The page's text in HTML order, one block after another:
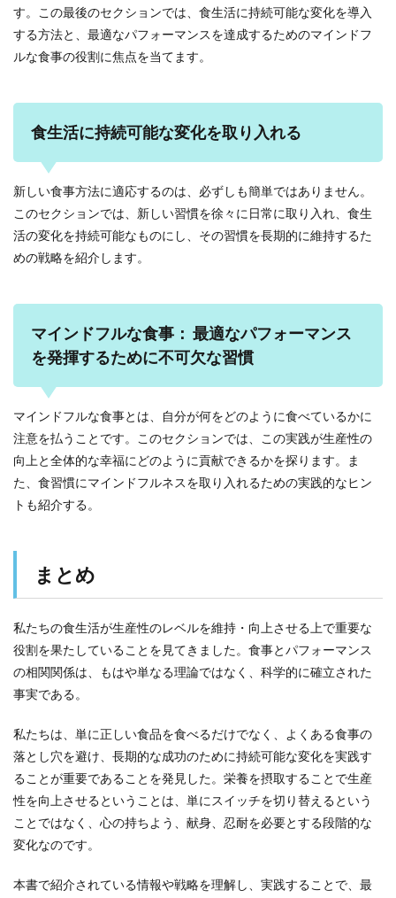
す。この最後のセクションでは、食生活に持続可能な変化を導入
する方法と、最適なパフォーマンスを達成するためのマインドフ
ルな食事の役割に焦点を当てます。
食生活に持続可能な変化を取り入れる
新しい食事方法に適応するのは、必ずしも簡単ではありません。
このセクションでは、新しい習慣を徐々に日常に取り入れ、食生
活の変化を持続可能なものにし、その習慣を長期的に維持するた
めの戦略を紹介します。
マインドフルな食事： 最適なパフォーマンス
を発揮するために不可欠な習慣
マインドフルな食事とは、自分が何をどのように食べているかに
注意を払うことです。このセクションでは、この実践が生産性の
向上と全体的な幸福にどのように貢献できるかを探ります。ま
た、食習慣にマインドフルネスを取り入れるための実践的なヒン
トも紹介する。
まとめ
私たちの食生活が生産性のレベルを維持・向上させる上で重要な
役割を果たしていることを見てきました。食事とパフォーマンス
の相関関係は、もはや単なる理論ではなく、科学的に確立された
事実である。
私たちは、単に正しい食品を食べるだけでなく、よくある食事の
落とし穴を避け、長期的な成功のために持続可能な変化を実践す
ることが重要であることを発見した。栄養を摂取することで生産
性を向上させるということは、単にスイッチを切り替えるという
ことではなく、心の持ちよう、献身、忍耐を必要とする段階的な
変化なのです。
本書で紹介されている情報や戦略を理解し、実践することで、最